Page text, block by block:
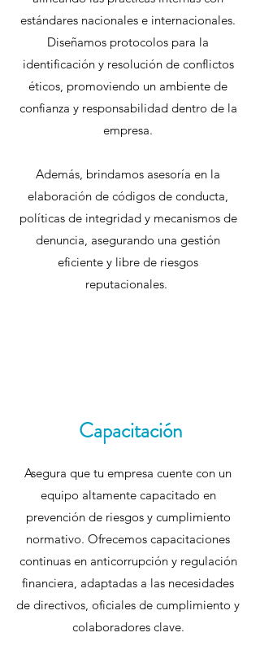
estándares nacionales e internacionales.
Diseñamos protocolos para la
identificación y resolución de conflictos
éticos, promoviendo un ambiente de
confianza y responsabilidad dentro de la
empresa.
Además, brindamos asesoría en la
elaboración de códigos de conducta,
políticas de integridad y mecanismos de
denuncia, asegurando una gestión
eficiente y libre de riesgos
reputacionales.
Capacitación
Asegura que tu empresa cuente con un
equipo altamente capacitado en
prevención de riesgos y cumplimiento
normativo. Ofrecemos capacitaciones
continuas en anticorrupción y regulación
financiera, adaptadas a las necesidades
de directivos, oficiales de cumplimiento y
colaboradores clave.